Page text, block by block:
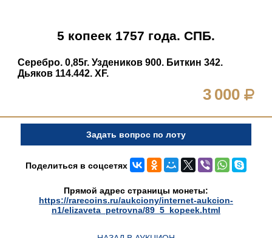
5 копеек 1757 года. СПБ.
Серебро. 0,85г. Уздеников 900. Биткин 342.
Дьяков 114.442. XF.
3 000
Задать вопрос по лоту
Поделиться в соцсетях
Прямой адрес страницы монеты:
https://rarecoins.ru/aukciony/internet-aukcion-
n1/elizaveta_petrovna/89_5_kopeek.html